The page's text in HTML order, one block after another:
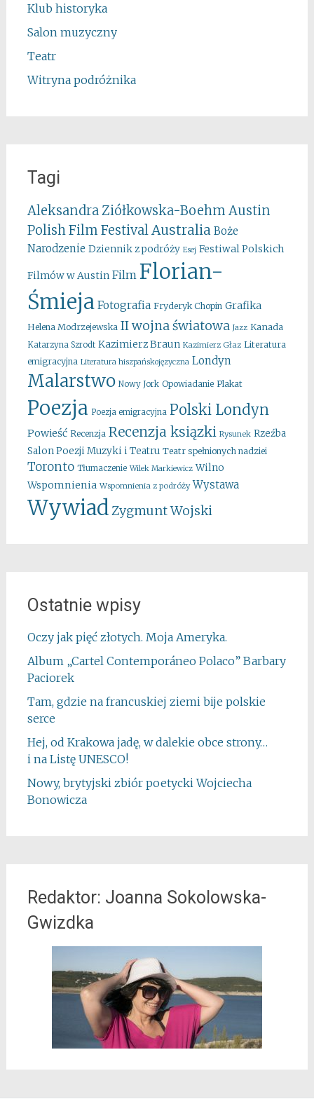
Klub historyka
Salon muzyczny
Teatr
Witryna podróżnika
Tagi
Aleksandra Ziółkowska-Boehm Austin
Polish Film FestivalAustralia Boże
Narodzenie Dziennik z podróży Esej Festiwal Polskich
Filmów w Austin Film Florian-
Śmieja Fotografia Fryderyk Chopin Grafika
Helena Modrzejewska II wojna światowa Jazz Kanada
Katarzyna Szrodt Kazimierz Braun Kazimierz Głaz Literatura
emigracyjna Literatura hiszpańskojęzyczna Londyn
Malarstwo Nowy Jork Opowiadanie Plakat
Poezja Poezja emigracyjna Polski Londyn
Powieść Recenzja Recenzja ksiązki Rysunek Rzeźba
Salon Poezji Muzyki i Teatru Teatr spełnionych nadziei
Toronto Tłumaczenie Wilek Markiewicz Wilno
Wspomnienia Wspomnienia z podróży Wystawa
WywiadZygmunt Wojski
Ostatnie wpisy
Oczy jak pięć złotych. Moja Ameryka.
Album „Cartel Contemporáneo Polaco” Barbary
Paciorek
Tam, gdzie na francuskiej ziemi bije polskie
serce
Hej, od Krakowa jadę, w dalekie obce strony…
i na Listę UNESCO!
Nowy, brytyjski zbiór poetycki Wojciecha
Bonowicza
Redaktor: Joanna Sokolowska-
Gwizdka